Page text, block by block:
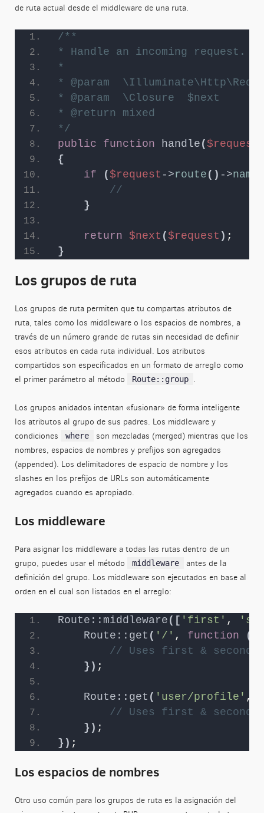
de ruta actual desde el middleware de una ruta.
/**
* Handle an incoming request.
*
* @param
* @param  \Closure  $next
* @return mixed
*/
public
function handle (
{
if
($request ->route () ->
//
}
return $next ($request ) ;
}
Los grupos de ruta
Los grupos de ruta permiten que tu compartas atributos de
ruta, tales como los middleware o los espacios de nombres, a
través de un número grande de rutas sin necesidad de definir
esos atributos en cada ruta individual. Los atributos
compartidos son especificados en un formato de arreglo como
el primer parámetro al método
Route::group .
Los grupos anidados intentan «fusionar» de forma inteligente
los atributos al grupo de sus padres. Los middleware y
condiciones
where
son mezcladas (merged) mientras que los
nombres, espacios de nombres y prefijos son agregados
(appended). Los delimitadores de espacio de nombre y los
slashes en los prefijos de URLs son automáticamente
agregados cuando es apropiado.
Los middleware
Para asignar los middleware a todas las rutas dentro de un
grupo, puedes usar el método
middleware
antes de la
definición del grupo. Los middleware son ejecutados en base al
orden en el cual son listados en el arreglo:
Route::middleware ([ 'first' ,
Route::get ( '/' , function
()
// Uses first & second
}) ;
Route::get ( 'user/profile' ,
// Uses first & second
}) ;
}) ;
Los espacios de nombres
Otro uso común para los grupos de ruta es la asignación del